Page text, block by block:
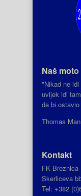
Naš moto
"Nikad ne
uvijek idi
da bi
Thomas
Kontakt
FK Breznica
Skerliceva
Tel: +382